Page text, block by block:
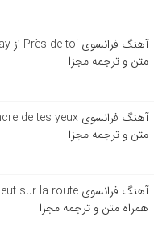
متن و ترجمه مجزا
متن و ترجمه مجزا
همراه متن و ترجمه مجزا